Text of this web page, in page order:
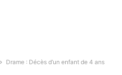
Drame : Décès d’un enfant de 4 ans